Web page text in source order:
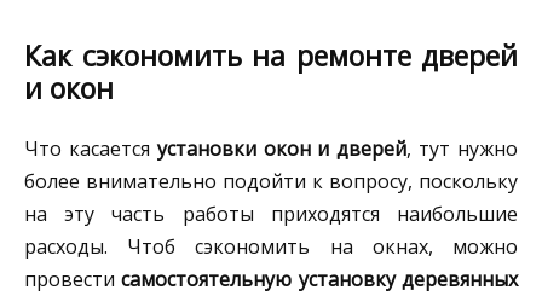
Как сэкономить на ремонте дверей
и окон
Что касаетсяустановки окон и дверей, тут нужно
более внимательно подойти к вопросу, поскольку
на эту часть работы приходятся наибольшие
расходы. Чтоб сэкономить на окнах, можно
провестисамостоятельную установку деревянных